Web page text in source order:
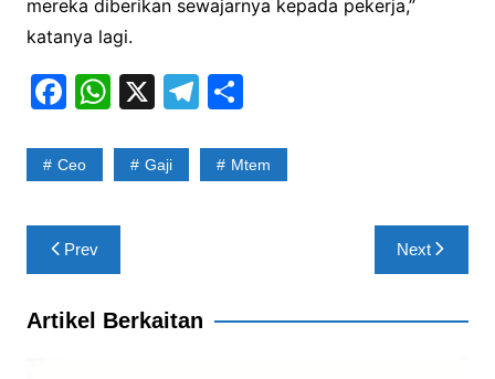
mereka diberikan sewajarnya kepada pekerja,”
katanya lagi.
F
c
b
o
o
k
W
at
A
p
p
X T
e
S
ar
Ceo Gaji Mtem
Post
navigation
Prev Next
Artikel Berkaitan